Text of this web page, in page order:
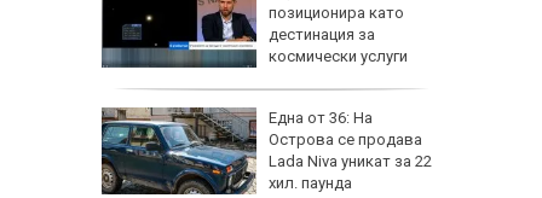
позиционира като
дестинация за
космически услуги
Една от 36: На
Острова се продава
Lada Niva уникат за 22
хил. паунда